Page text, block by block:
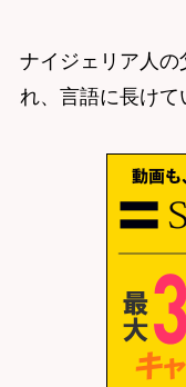
ナイジェリア人の
れ、言語に長けて